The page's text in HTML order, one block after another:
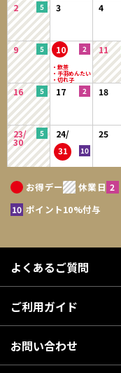
2 3 4
9 10 11
16 17 18
23/
30
24/
31
25
お得デー 休業日
ポイント10%付与
よくあるご質問
ご利用ガイド
お問い合わせ